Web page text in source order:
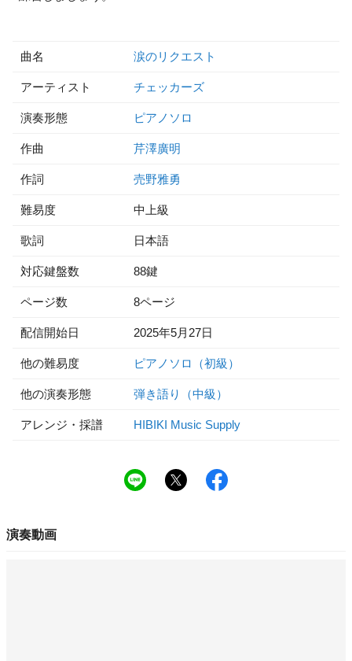
曲名 涙のリクエスト
アーティスト チェッカーズ
演奏形態 ピアノソロ
作曲 芹澤廣明
作詞 売野雅勇
難易度 中上級
歌詞 日本語
対応鍵盤数 88鍵
ページ数 8ページ
配信開始日 2025年5月27日
他の難易度 ピアノソロ（初級）
他の演奏形態 弾き語り（中級）
アレンジ・採譜 HIBIKI Music Supply
演奏動画